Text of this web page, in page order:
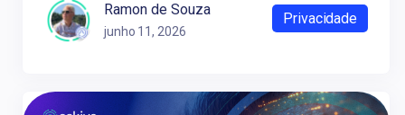
Ramon de Souza
junho 11, 2026
Privacidade